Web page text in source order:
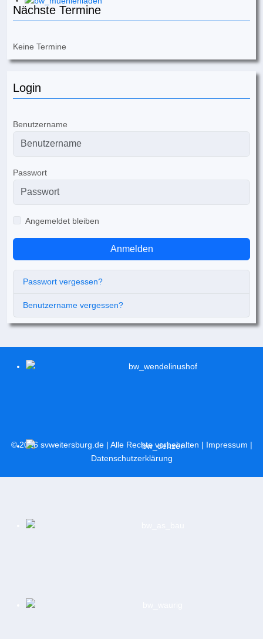
Nächste Termine
Keine Termine
Login
Benutzername
Passwort
Angemeldet bleiben
Anmelden
Passwort vergessen?
Benutzername vergessen?
© 2026 svweitersburg.de| Alle Rechte vorbehalten | Impressum |
Datenschutzerklärung